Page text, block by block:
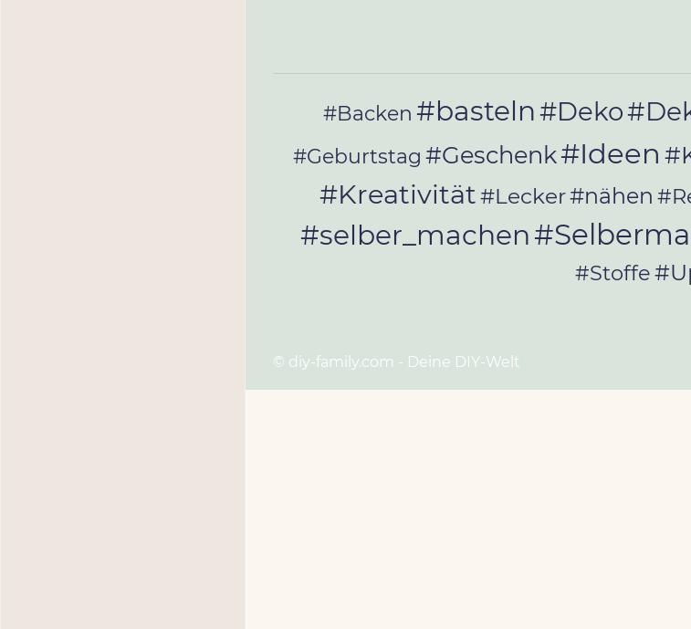
#Backen #basteln#Deko
#Geburtstag #Geschenk#Ideen
#Kreativität#Lecker#nähen
#selber_machen
#Stoffe
© diy-family.com - Deine DIY-Welt